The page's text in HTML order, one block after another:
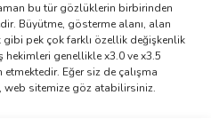
bu tür gözlüklerin birbirinden
Büyütme, gösterme alanı, alan
gibi pek çok farklı özellik değişkenlik
genellikle x3.0 ve x3.5
Eğer siz de çalışma
web sitemize göz atabilirsiniz.